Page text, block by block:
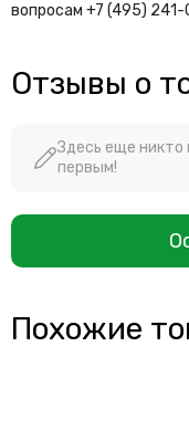
вопросам +7 (495)
Отзывы о
Здесь еще никто
первым!
Похожие